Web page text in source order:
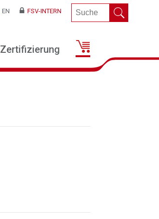
EN FSV-INTERN
Zertifizierung